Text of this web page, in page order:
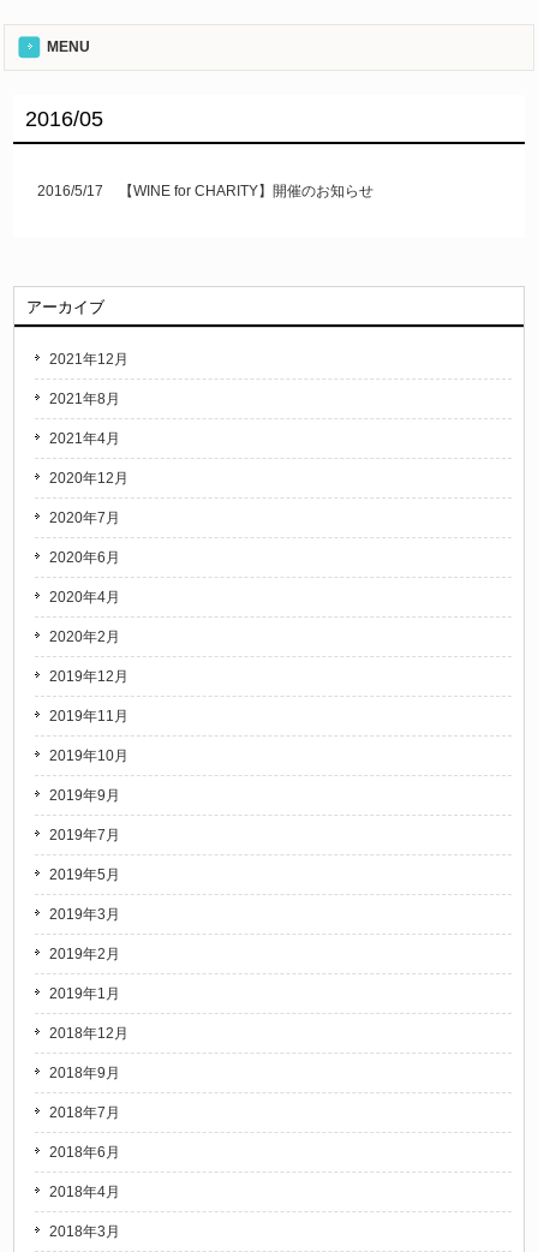
MENU
2016/05
2016/5/17 【WINE for CHARITY】開催のお知らせ
アーカイブ
2021年12月
2021年8月
2021年4月
2020年12月
2020年7月
2020年6月
2020年4月
2020年2月
2019年12月
2019年11月
2019年10月
2019年9月
2019年7月
2019年5月
2019年3月
2019年2月
2019年1月
2018年12月
2018年9月
2018年7月
2018年6月
2018年4月
2018年3月